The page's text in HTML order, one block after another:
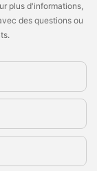
plus d'informations,
des questions ou